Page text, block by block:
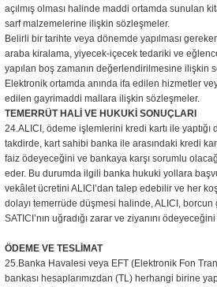
açılmış olması halinde maddi ortamda sunulan
sarf malzemelerine ilişkin sözleşmeler.
Belirli bir tarihte veya dönemde yapılması
araba kiralama, yiyecek-içecek tedariki ve
yapılan boş zamanın değerlendirilmesine ilişkin
Elektronik ortamda anında ifa edilen hizmetler
edilen gayrimaddi mallara ilişkin sözleşmeler.
TEMERRÜT HALİ VE HUKUKİ SONUÇLARI
24.ALICI, ödeme işlemlerini kredi kartı ile
takdirde, kart sahibi banka ile arasındaki kredi
faiz ödeyeceğini ve bankaya karşı sorumlu
eder. Bu durumda ilgili banka hukuki yollara
vekâlet ücretini ALICI’dan talep edebilir ve her
dolayı temerrüde düşmesi halinde, ALICI, borcun
SATICI’nın uğradığı zarar ve ziyanını
ÖDEME VE TESLİMAT
25.Banka Havalesi veya EFT (Elektronik Fon
bankası hesaplarımızdan (TL) herhangi birine